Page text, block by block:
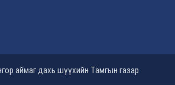
аймаг дахь шүүхийн Тамгын газар